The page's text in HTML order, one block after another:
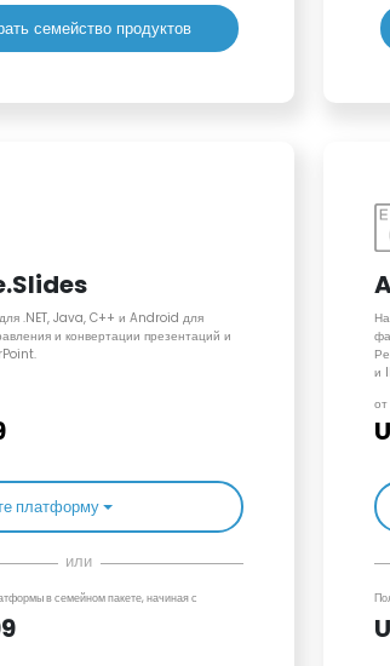
семейство продуктов
.NET, Java, C++ и Android для
и конвертации презентаций и
платформу
или
в семейном пакете, начиная с
и
от